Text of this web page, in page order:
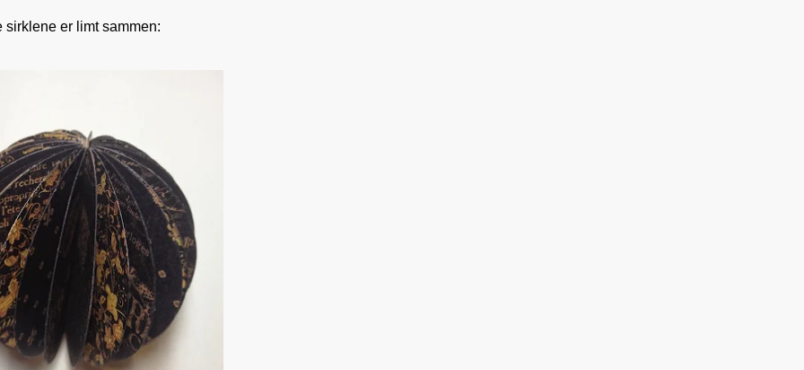
sirklene er limt sammen: